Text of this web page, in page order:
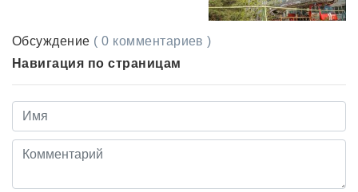
Обсуждение ( 0 комментариев )
Навигация по страницам